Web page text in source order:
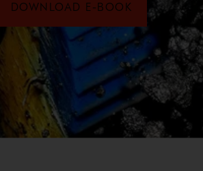
DOWNLOAD E-BOOK